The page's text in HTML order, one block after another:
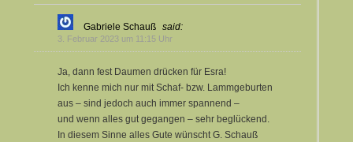
Gabriele Schauß said:
3. Februar 2023 um 11:15 Uhr
Ja, dann fest Daumen drücken für Esra!
Ich kenne mich nur mit Schaf- bzw. Lammgeburten
aus – sind jedoch auch immer spannend –
und wenn alles gut gegangen – sehr beglückend.
In diesem Sinne alles Gute wünscht G. Schauß